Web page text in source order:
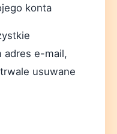
konta
adres e-mail,
usuwane